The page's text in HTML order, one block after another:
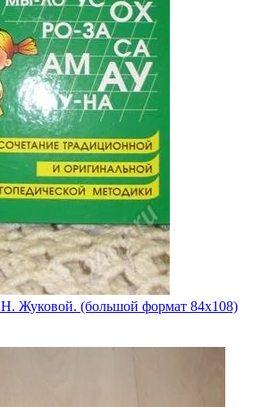
Жуковой. (большой формат 84х108)